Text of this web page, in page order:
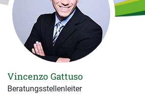
Vincenzo Gattuso
Beratungsstellenleiter